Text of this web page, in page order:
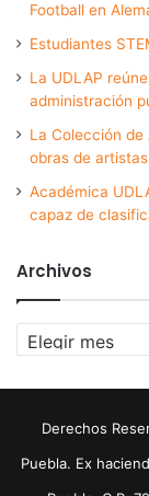
Football en
Estudiantes
La UDLAP
administración
La Colección
obras de
Académica
capaz de
Archivos
Archivos
Derechos
Puebla. Ex